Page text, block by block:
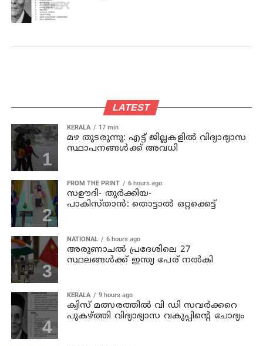
LATEST
KERALA 17 min
മഴ തുടരുന്നു: എട്ട് ജില്ലകളില്‍ വിദ്യാഭ്യാസ
സ്ഥാപനങ്ങള്‍ക്ക് അവധി
FROM THE PRINT 6 hours ago
സഊദി- തുർക്കിയ-
പാകിസ്താൻ: തൊട്ടാൽ ഒറ്റക്കെട്ട്
NATIONAL 6 hours ago
അരുണാചല്‍ പ്രദേശിലെ 27
സ്ഥലങ്ങള്‍ക്ക് ഇന്ത്യ പേര് നല്‍കി
KERALA 9 hours ago
ക്വിസ് മത്സരത്തില്‍ വി ഡി സവര്‍ക്കറെ
പുകഴ്ത്തി വിദ്യാഭ്യാസ വകുപ്പിന്റെ ചോദ്യം